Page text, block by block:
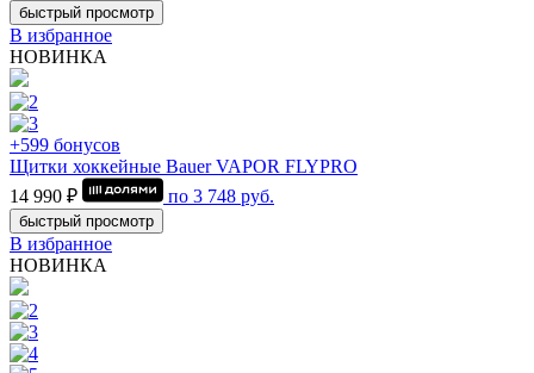
быстрый просмотр
В избранное
НОВИНКА
+599 бонусов
Щитки хоккейные Bauer VAPOR FLYPRO
14 990 ₽
по 3 748 руб.
быстрый просмотр
В избранное
НОВИНКА